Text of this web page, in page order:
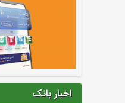
اخبار بانک